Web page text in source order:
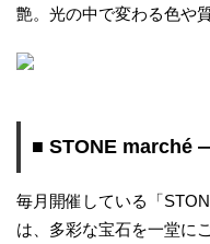
艶。光の中で変わる色や
■ STONE marché
毎月開催している「
は、多彩な宝石を一堂に